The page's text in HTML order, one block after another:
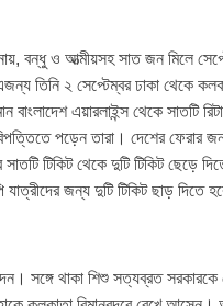
বন্ধু ও আত্মীয়সহ সাত জন মিলে
তিনি ২ সেপ্টেম্বর ঢাকা থেকে
এয়ারলাইন্স থেকে সাতটি
পড়েন তারা। দেশের ফেরার
টিকিট থেকে দুটি টিকিট ছেড়ে
যাত্রীদের জন্য দুটি টিকিট ছাড় দিতে
সঙ্গে থাকা শিশু সত্যব্রত